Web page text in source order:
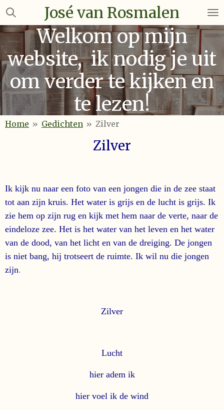
Ga
naar
de
hoofdinhoud
José van Rosmalen
Welkom op mijn
website, ik nodig je uit
om verder te kijken en
te lezen!
Home » Gedichten » Zilver
Zilver
Ik kijk nu naar een foto van een jongen die in de zee staat
tot aan zijn kruis. Het water is grijs en de lucht is grijs. Ik
zie hem op zijn rug en kijk met hem naar de verte, naar de
eindeloze zee. Het is het water van het leven en het water
van de dood, van het licht en van de dreiging. De jongen
is niet bang, hij trotseert de ruimte. Ik wil nu die jongen
zijn.
Zilver
Lucht
hier adem ik
hier voel ik de wind